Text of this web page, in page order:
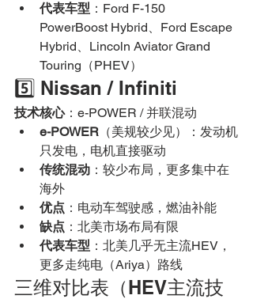
代表车型 ：Ford F-150
PowerBoost Hybrid、Ford Escape
Hybrid、Lincoln Aviator Grand
Touring（PHEV）
5️⃣ Nissan / Infiniti
技术核心：e-POWER / 并联混动
e-POWER （美规较少见）：发动机
只发电，电机直接驱动
传统混动 ：较少布局，更多集中在
海外
优点 ：电动车驾驶感，燃油补能
缺点 ：北美市场布局有限
代表车型 ：北美几乎无主流HEV，
更多走纯电（Ariya）路线
三维对比表（HEV主流技